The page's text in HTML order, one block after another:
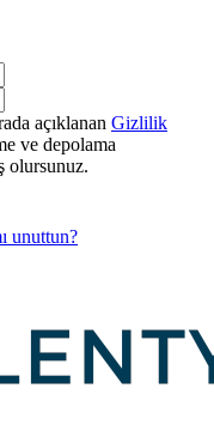
açıklanan Gizlilik
ve depolama
olursunuz.
unuttun?